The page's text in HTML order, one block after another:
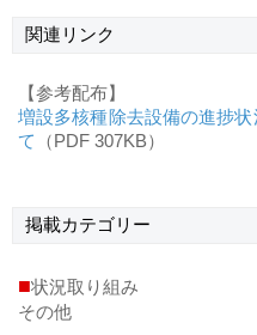
関連リンク
【参考配布】
増設多核種除去設備の進捗
て
（PDF 307KB）
掲載カテゴリー
■状況取り組み
その他